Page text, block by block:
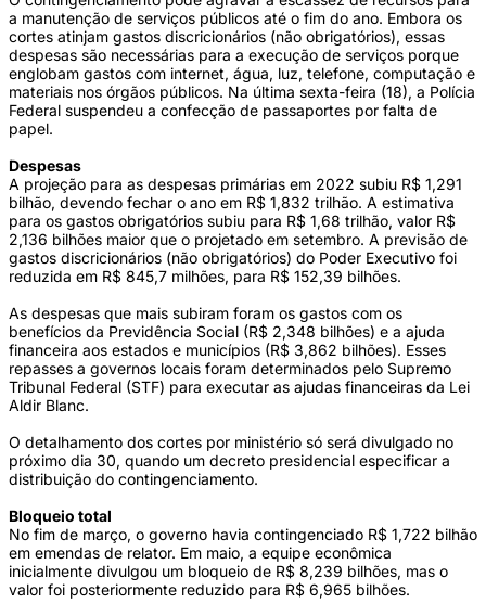
a manutenção de serviços públicos até o fim do ano. Embora os
cortes atinjam gastos discricionários (não obrigatórios), essas
despesas são necessárias para a execução de serviços porque
englobam gastos com internet, água, luz, telefone, computação e
materiais nos órgãos públicos. Na última sexta-feira (18), a Polícia
Federal suspendeu a confecção de passaportes por falta de
papel.
Despesas
A projeção para as despesas primárias em 2022 subiu R$ 1,291
bilhão, devendo fechar o ano em R$ 1,832 trilhão. A estimativa
para os gastos obrigatórios subiu para R$ 1,68 trilhão, valor R$
2,136 bilhões maior que o projetado em setembro. A previsão de
gastos discricionários (não obrigatórios) do Poder Executivo foi
reduzida em R$ 845,7 milhões, para R$ 152,39 bilhões.
As despesas que mais subiram foram os gastos com os
benefícios da Previdência Social (R$ 2,348 bilhões) e a ajuda
financeira aos estados e municípios (R$ 3,862 bilhões). Esses
repasses a governos locais foram determinados pelo Supremo
Tribunal Federal (STF) para executar as ajudas financeiras da Lei
Aldir Blanc.
O detalhamento dos cortes por ministério só será divulgado no
próximo dia 30, quando um decreto presidencial especificar a
distribuição do contingenciamento.
Bloqueio total
No fim de março, o governo havia contingenciado R$ 1,722 bilhão
em emendas de relator. Em maio, a equipe econômica
inicialmente divulgou um bloqueio de R$ 8,239 bilhões, mas o
valor foi posteriormente reduzido para R$ 6,965 bilhões.